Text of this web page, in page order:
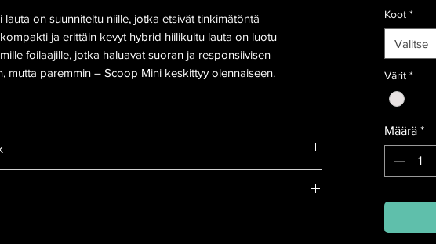
on suunniteltu niille, jotka etsivät tinkimätöntä
ja erittäin kevyt hybrid hiilikuitu lauta on luotu
foilaajille, jotka haluavat suoran ja responsiivisen
mutta paremmin – Scoop Mini keskittyy olennaiseen.
Koot *
Valitse
Värit *
Määrä *